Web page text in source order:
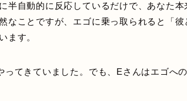
半自動的に反応しているだけで、あなた本
なことですが、エゴに乗っ取られると「
ます。
てきていました。でも、Eさんはエゴへ